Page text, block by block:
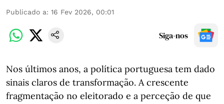
Publicado a: 16 Fev 2026, 00:01
Siga-nos
Nos últimos anos, a política portuguesa tem dado
sinais claros de transformação. A crescente
fragmentação no eleitorado e a perceção de que